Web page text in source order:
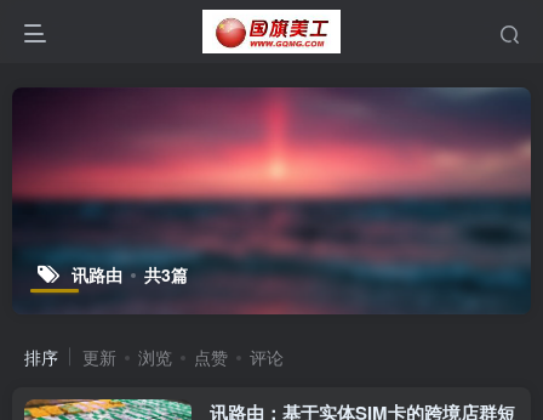
讯路由 共3篇
排序 更新 浏览 点赞 评论
讯路由：基于实体SIM卡的跨境店群短